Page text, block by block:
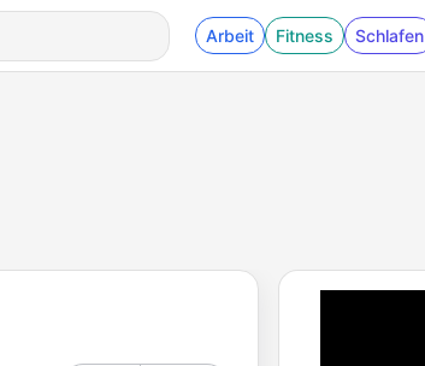
Arbeit Fitness Schlafen